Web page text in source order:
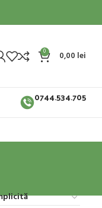
0 0,00 lei
0744.534.705